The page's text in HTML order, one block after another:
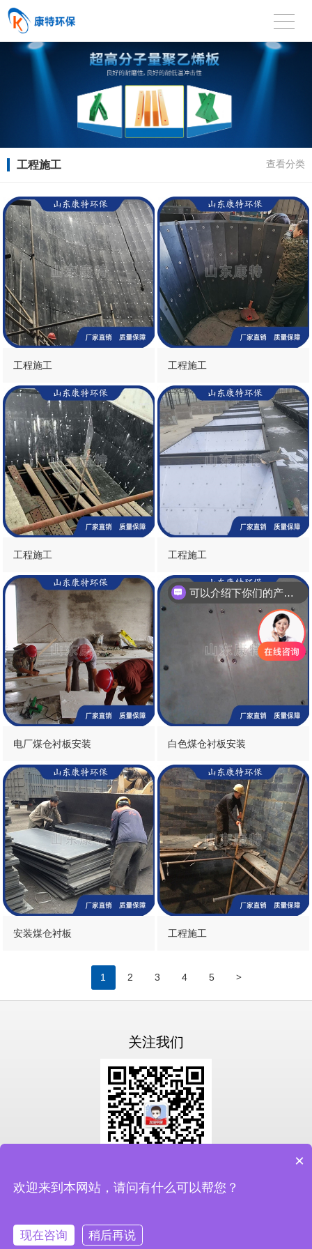
工程施工 查看分类
工程施工 工程施工
工程施工 工程施工
电厂煤仓衬板安装 白色煤仓衬板安装
安装煤仓衬板 工程施工
1 2 3 4 5 >
关注我们
扫一扫关注我们
可以介绍下你们的产品么？
×
欢迎来到本网站，请问有什么可以帮您？
现在咨询 稍后再说